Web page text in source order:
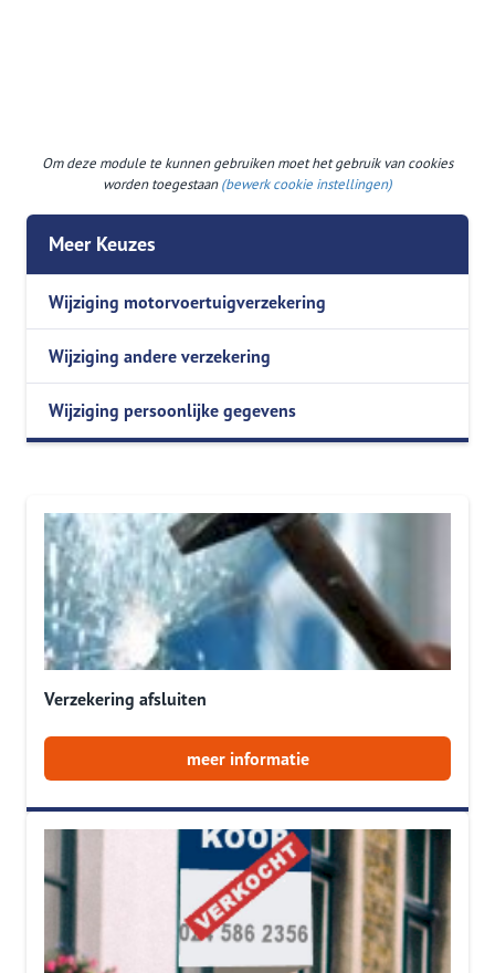
Om deze module te kunnen gebruiken moet het gebruik van cookies
worden toegestaan(bewerk cookie instellingen)
Meer Keuzes
Wijziging motorvoertuigverzekering
Wijziging andere verzekering
Wijziging persoonlijke gegevens
Verzekering afsluiten
meer informatie